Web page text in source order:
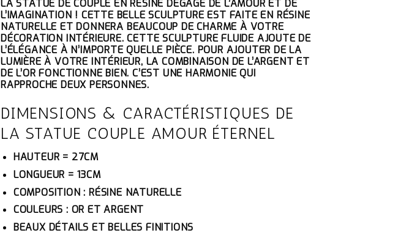
INITIAL
ÉTAIT :
67.10€.
ACTUEL
EST :
63.75€.
LA STATUE DE COUPLE EN RÉSINE DÉGAGE DE L’AMOUR ET DE
L’IMAGINATION ! CETTE BELLE SCULPTURE EST FAITE EN RÉSINE
NATURELLE ET DONNERA BEAUCOUP DE CHARME À VOTRE
DÉCORATION INTÉRIEURE. CETTE SCULPTURE FLUIDE AJOUTE DE
L’ÉLÉGANCE À N’IMPORTE QUELLE PIÈCE. POUR AJOUTER DE LA
LUMIÈRE À VOTRE INTÉRIEUR, LA COMBINAISON DE L’ARGENT ET
DE L’OR FONCTIONNE BIEN. C’EST UNE HARMONIE QUI
RAPPROCHE DEUX PERSONNES.
DIMENSIONS & CARACTÉRISTIQUES DE
LA STATUE COUPLE AMOUR ÉTERNEL
HAUTEUR = 27CM
LONGUEUR = 13CM
COMPOSITION : RÉSINE NATURELLE
COULEURS : OR ET ARGENT
BEAUX DÉTAILS ET BELLES FINITIONS